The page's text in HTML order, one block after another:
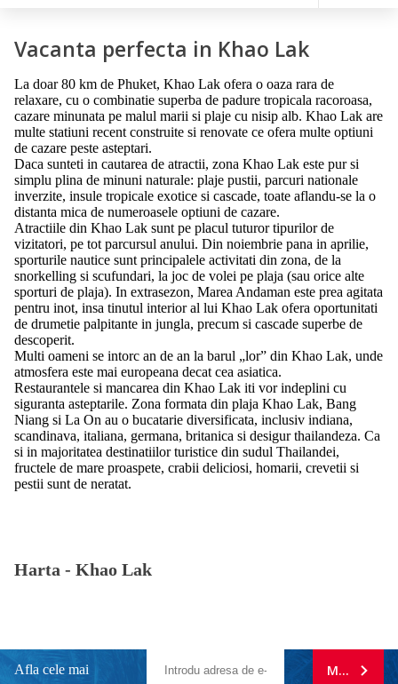
Vacanta perfecta in Khao Lak
La doar 80 km de Phuket, Khao Lak ofera o oaza rara de
relaxare, cu o combinatie superba de padure tropicala racoroasa,
cazare minunata pe malul marii si plaje cu nisip alb. Khao Lak are
multe statiuni recent construite si renovate ce ofera multe optiuni
de cazare peste asteptari.
Daca sunteti in cautarea de atractii, zona Khao Lak este pur si
simplu plina de minuni naturale: plaje pustii, parcuri nationale
inverzite, insule tropicale exotice si cascade, toate aflandu-se la o
distanta mica de numeroasele optiuni de cazare.
Atractiile din Khao Lak sunt pe placul tuturor tipurilor de
vizitatori, pe tot parcursul anului. Din noiembrie pana in aprilie,
sporturile nautice sunt principalele activitati din zona, de la
snorkelling si scufundari, la joc de volei pe plaja (sau orice alte
sporturi de plaja). In extrasezon, Marea Andaman este prea agitata
pentru inot, insa tinutul interior al lui Khao Lak ofera oportunitati
de drumetie palpitante in jungla, precum si cascade superbe de
descoperit.
Multi oameni se intorc an de an la barul „lor” din Khao Lak, unde
atmosfera este mai europeana decat cea asiatica.
Restaurantele si mancarea din Khao Lak iti vor indeplini cu
siguranta asteptarile. Zona formata din plaja Khao Lak, Bang
Niang si La On au o bucatarie diversificata, inclusiv indiana,
scandinava, italiana, germana, britanica si desigur thailandeza. Ca
si in majoritatea destinatiilor turistice din sudul Thailandei,
fructele de mare proaspete, crabii deliciosi, homarii, crevetii si
pestii sunt de neratat.
Harta - Khao Lak
Afla cele mai MA